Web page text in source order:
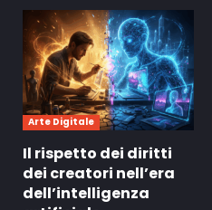
Arte Digitale
Il rispetto dei diritti
dei creatori nell’era
dell’intelligenza